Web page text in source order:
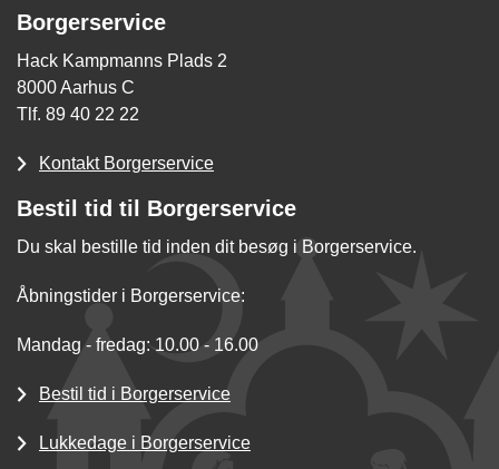
Borgerservice
Hack Kampmanns Plads 2
8000 Aarhus C
Tlf. 89 40 22 22
Kontakt Borgerservice
Bestil tid til Borgerservice
Du skal bestille tid inden dit besøg i Borgerservice.
Åbningstider i Borgerservice:
Mandag - fredag: 10.00 - 16.00
Bestil tid i Borgerservice
Lukkedage i Borgerservice